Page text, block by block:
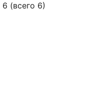
(всего 6)